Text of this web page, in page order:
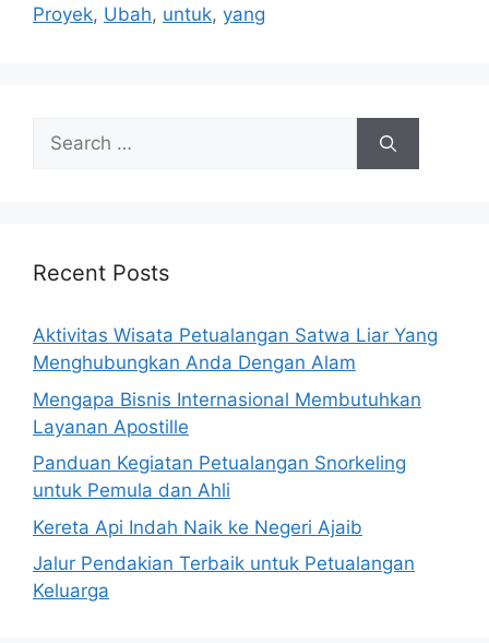
Proyek, Ubah, untuk, yang
Search
for:
Recent Posts
Aktivitas Wisata Petualangan Satwa Liar Yang
Menghubungkan Anda Dengan Alam
Mengapa Bisnis Internasional Membutuhkan
Layanan Apostille
Panduan Kegiatan Petualangan Snorkeling
untuk Pemula dan Ahli
Kereta Api Indah Naik ke Negeri Ajaib
Jalur Pendakian Terbaik untuk Petualangan
Keluarga